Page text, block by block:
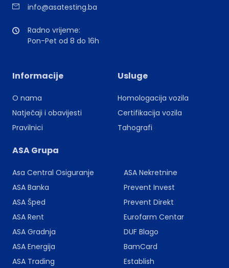
info@asatesting.ba
Radno vrijeme:
Pon-Pet od 8 do 16h
Informacije
O nama
Natječaji i obavijesti
Pravilnici
Usluge
Homologacija vozila
Certifikacija vozila
Tahografi
ASA Grupa
Asa Central Osiguranje
ASA Banka
ASA Šped
ASA Rent
ASA Gradnja
ASA Energija
ASA Trading
ASA Nekretnine
Prevent Invest
Prevent Direkt
Eurofarm Centar
DUF Blago
BamCard
Establish